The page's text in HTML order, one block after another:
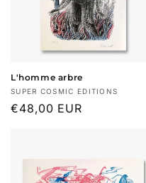
L'homme arbre
Fournisseur :
SUPER COSMIC EDITIONS
Prix
€48,00 EUR